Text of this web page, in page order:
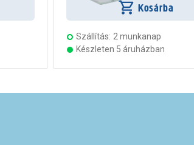
Kosárba
Szállítás: 2 munkanap
Készleten 5 áruházban